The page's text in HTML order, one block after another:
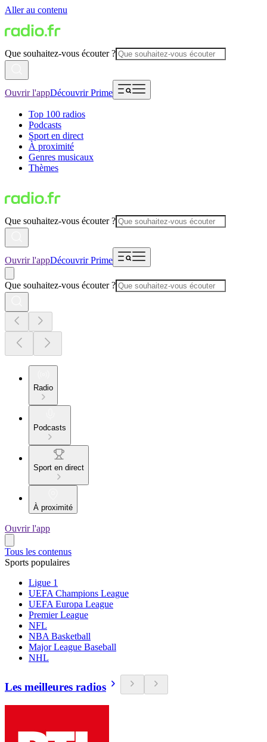
Aller au contenu
Que souhaitez-vous écouter ?
Ouvrir l'appDécouvrir Prime
Top 100 radios
Podcasts
Sport en direct
À proximité
Genres musicaux
Thèmes
Que souhaitez-vous écouter ?
Ouvrir l'appDécouvrir Prime
Que souhaitez-vous écouter ?
Radio
Podcasts
Sport en direct
À proximité
Ouvrir l'app
Tous les contenus
Sports populaires
Ligue 1
UEFA Champions League
UEFA Europa League
Premier League
NFL
NBA Basketball
Major League Baseball
NHL
Les meilleures radios